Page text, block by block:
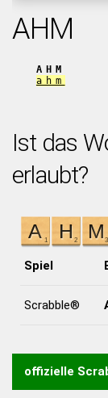
AHM
AHM
ahm
Ist das
erlaubt?
Spiel
Scrabble®
offizielle